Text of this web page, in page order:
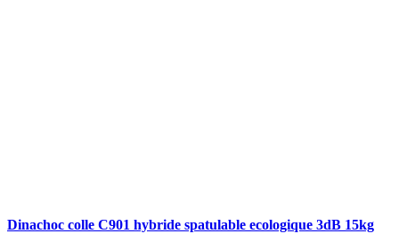
Dinachoc colle C901 hybride spatulable ecologique 3dB 15kg